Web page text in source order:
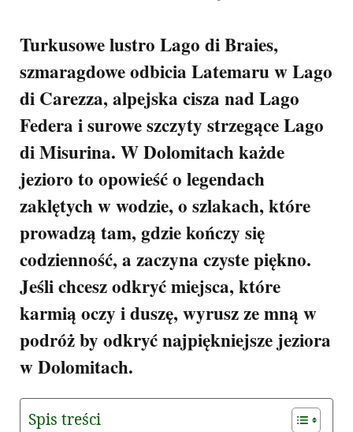
Turkusowe lustro Lago di Braies,
szmaragdowe odbicia Latemaru w Lago
di Carezza, alpejska cisza nad Lago
Federa i surowe szczyty strzegące Lago
di Misurina. W Dolomitach każde
jezioro to opowieść o legendach
zaklętych w wodzie, o szlakach, które
prowadzą tam, gdzie kończy się
codzienność, a zaczyna czyste piękno.
Jeśli chcesz odkryć miejsca, które
karmią oczy i duszę, wyrusz ze mną w
podróż by odkryć najpiękniejsze jeziora
w Dolomitach.
Spis treści